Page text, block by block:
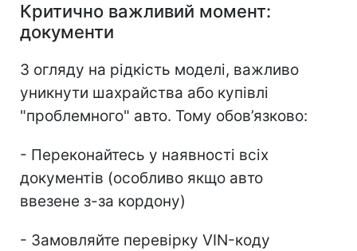
Критично важливий момент:
документи
З огляду на рідкість моделі, важливо
уникнути шахрайства або купівлі
"проблемного" авто. Тому обов’язково:
- Переконайтесь у наявності всіх
документів (особливо якщо авто
ввезене з-за кордону)
- Замовляйте перевірку VIN-коду